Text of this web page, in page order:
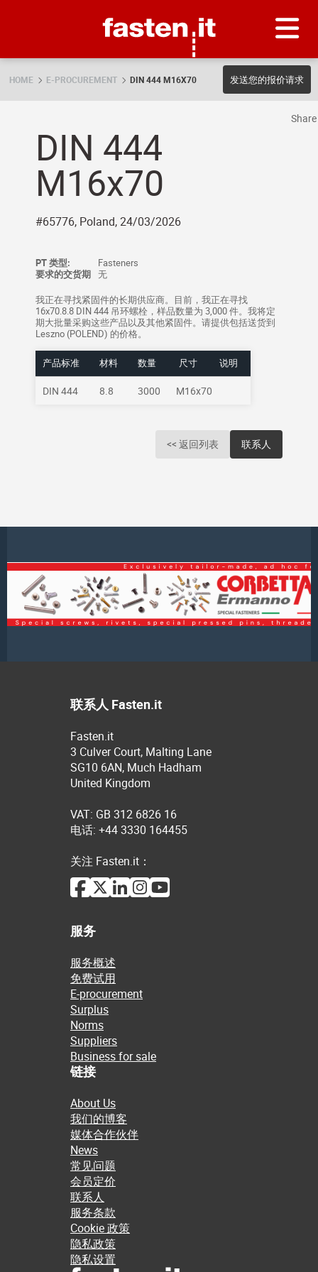
HOME E-PROCUREMENT DIN 444 M16X70 发送您的报价请求
DIN 444
M16x70
#65776, Poland, 24/03/2026
PT 类型:
Fasteners
要求的交货期 无
我正在寻找紧固件的长期供应商。目前，我正在寻找
16x70.8.8 DIN 444 吊环螺栓，样品数量为 3,000 件。我将定
期大批量采购这些产品以及其他紧固件。请提供包括送货到
Leszno (POLEND) 的价格。
产品标准 材料 数量 尺寸 说明
DIN 444 8.8 3000 M16x70
<< 返回列表 联系人
Share
联系人 Fasten.it
Fasten.it
3 Culver Court, Malting Lane
SG10 6AN, Much Hadham
United Kingdom
VAT: GB 312 6826 16
电话: +44 3330 164455
关注 Fasten.it：
服务
服务概述
免费试用
E-procurement
Surplus
Norms
Suppliers
Business for sale
链接
About Us
我们的博客
媒体合作伙伴
News
常见问题
会员定价
联系人
服务条款
Cookie 政策
隐私政策
隐私设置